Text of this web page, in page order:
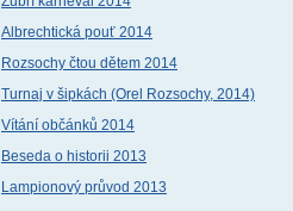
Albrechtická pouť 2014
Rozsochy čtou dětem 2014
Turnaj v šipkách (Orel Rozsochy, 2014)
Vítání občánků 2014
Beseda o historii 2013
Lampionový průvod 2013